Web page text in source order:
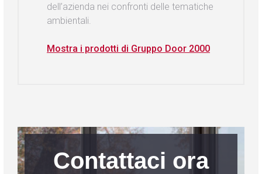
dell’azienda nei confronti delle tematiche
ambientali.
Mostra i prodotti di Gruppo Door 2000
Contattaci ora